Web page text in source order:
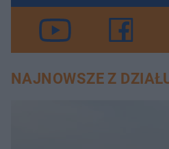
NAJNOWSZE Z